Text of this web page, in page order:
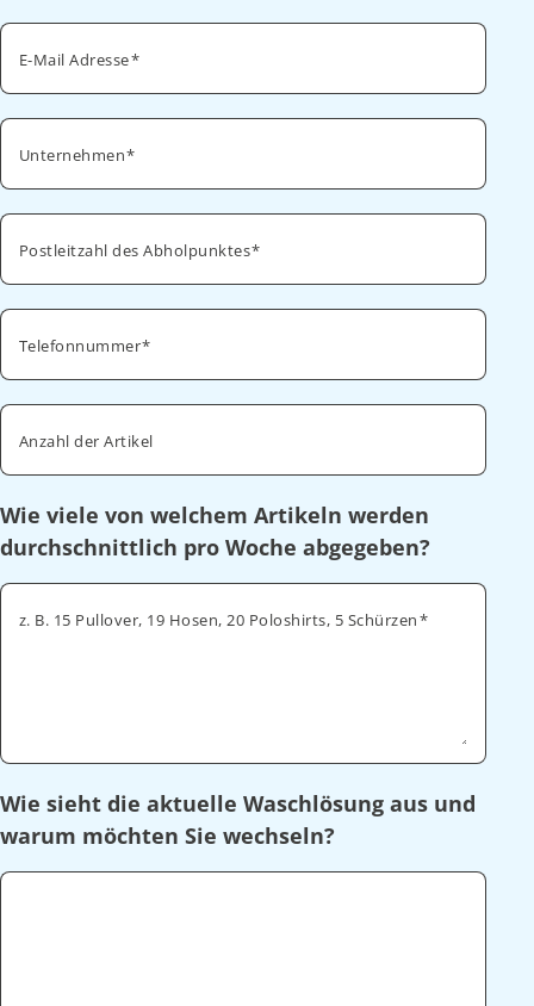
E-Mail Adresse
Unternehmen
Postleitzahl des Abholpunktes
Telefonnummer
Anzahl der Artikel
Wie viele von welchem Artikeln werden
durchschnittlich pro Woche abgegeben?
z. B. 15 Pullover, 19 Hosen, 20 Poloshirts, 5 Schürzen
Wie sieht die aktuelle Waschlösung aus und
warum möchten Sie wechseln?